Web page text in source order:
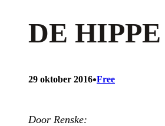
DE
29 oktober 2016•Free
Door Renske: